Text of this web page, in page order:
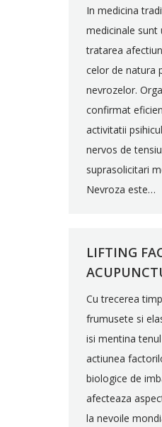
In medicina
medicinale sunt
tratarea
celor de natura
nevrozelor.
confirmat
activitatii
nervos de
suprasolicitari
Nevroza este…
LIFTING
Cu trecerea
frumusete si
isi mentina
actiunea
biologice de
afecteaza
la nevoile